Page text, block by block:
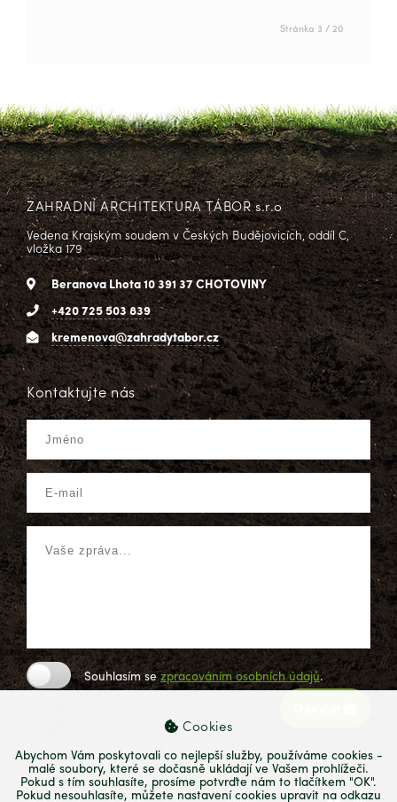
Stránka 3 / 20
ZAHRADNÍ ARCHITEKTURA TÁBOR s.r.o
Vedena Krajským soudem v Českých Budějovicích, oddíl C,
vložka 179
Beranova Lhota 10 391 37 CHOTOVINY
+420 725 503 839
kremenova@zahradytabor.cz
Kontaktujte nás
Souhlasím sezpracováním osobních údajů.
Cookies
Abychom Vám poskytovali co nejlepší služby, používáme cookies -
malé soubory, které se dočasně ukládají ve Vašem prohlížeči.
Pokud s tím souhlasíte, prosíme potvrďte nám to tlačítkem "OK".
Pokud nesouhlasíte, můžete nastavení cookies upravit na odkazu